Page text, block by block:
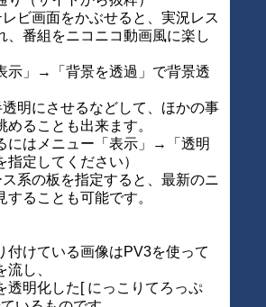
ビ画面をかぶせると、実況レス
、番組をニコニコ動画風に楽し
示」→「背景を透過」で背景透
明にさせるなどして、ほかの事
めることも出来ます。
にはメニュー「表示」→「透明
指定してください）
系の板を指定すると、最新のニ
することも可能です。
付けている画像はPV3を使って
し、
透明化した[ にっこりてろっぷ